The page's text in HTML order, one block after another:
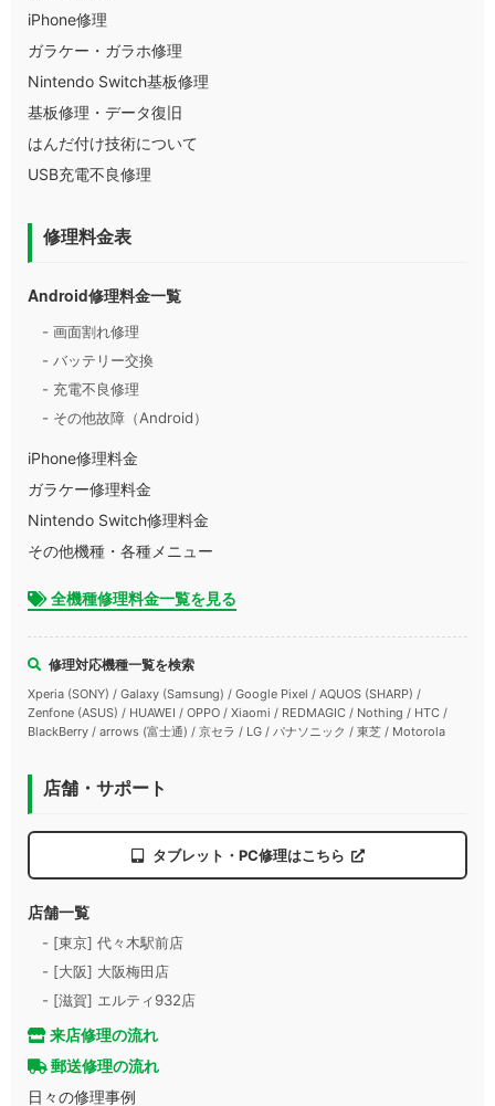
iPhone修理
ガラケー・ガラホ修理
Nintendo Switch基板修理
基板修理・データ復旧
はんだ付け技術について
USB充電不良修理
修理料金表
Android修理料金一覧
- 画面割れ修理
- バッテリー交換
- 充電不良修理
- その他故障（Android）
iPhone修理料金
ガラケー修理料金
Nintendo Switch修理料金
その他機種・各種メニュー
全機種修理料金一覧を見る
修理対応機種一覧を検索
Xperia (SONY) / Galaxy (Samsung) / Google Pixel / AQUOS (SHARP) /
Zenfone (ASUS) / HUAWEI / OPPO / Xiaomi / REDMAGIC / Nothing / HTC /
BlackBerry / arrows (富士通) / 京セラ / LG / パナソニック / 東芝 / Motorola
店舗・サポート
タブレット・PC修理はこちら
店舗一覧
- [東京] 代々木駅前店
- [大阪] 大阪梅田店
- [滋賀] エルティ932店
来店修理の流れ
郵送修理の流れ
日々の修理事例